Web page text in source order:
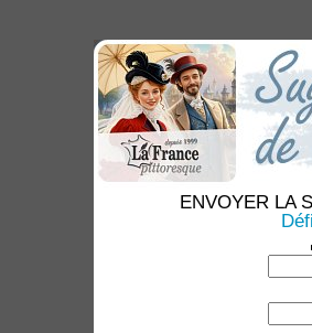
ENVOYER LA